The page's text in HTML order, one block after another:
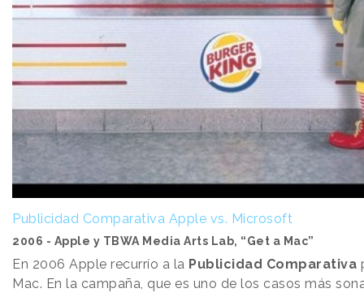
Publicidad Comparativa Apple vs. Microsoft
2006 - Apple y TBWA Media Arts Lab, “Get a Mac”
En 2006 Apple recurrío a la Publicidad Comparativa
Mac. En la campaña, que es uno de los casos más